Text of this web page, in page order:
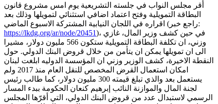
أقر مجلس النواب في جلسته التشريعية يوم امس مشروع قانون
البطاقة التمويلية وفتح اعتماد اضافي استثنائي لتمويلها وذلك بعد
اقراره في اللجان النيابية المشتركة الاسبوع الماضي (راجع خبر:
https://lkdg.org/ar/node/20451)، في حين كشف وزير المال، غازي
وزني، ان تكلفة البطاقة التمويلية ستكون 566 مليون دولار، مشيرا
الى ان تمويلها يمكن ان يتأمن من خلال قروض البنك الدولي. حول
النقطة الاخيرة، كشف الوزير وزني ان المؤسسة الدوليه ابلغت لبنان
امكان استعمال القرض المخصص للنقل العام منذ 2017 ولم
يستعمل بعد والذي تبلغ قيمته 300 مليون دولار، كما طالب رئيس
لجنة المال والموازنة النائب إبرهيم كنعان الحكومة ببدء المسار
الرسمي لاستبدال عدد من قروض البنك الدولي، التي أقرّها المجلس